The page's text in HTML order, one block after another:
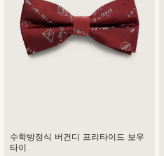
수학방정식 버건디 프리타이드 보우
타이